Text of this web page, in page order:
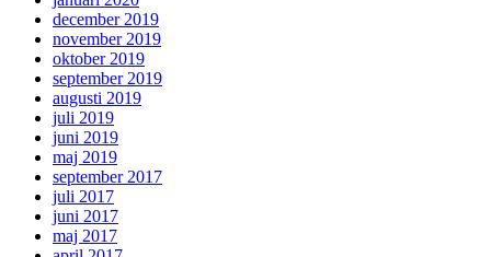
december 2019
november 2019
oktober 2019
september 2019
augusti 2019
juli 2019
juni 2019
maj 2019
september 2017
juli 2017
juni 2017
maj 2017